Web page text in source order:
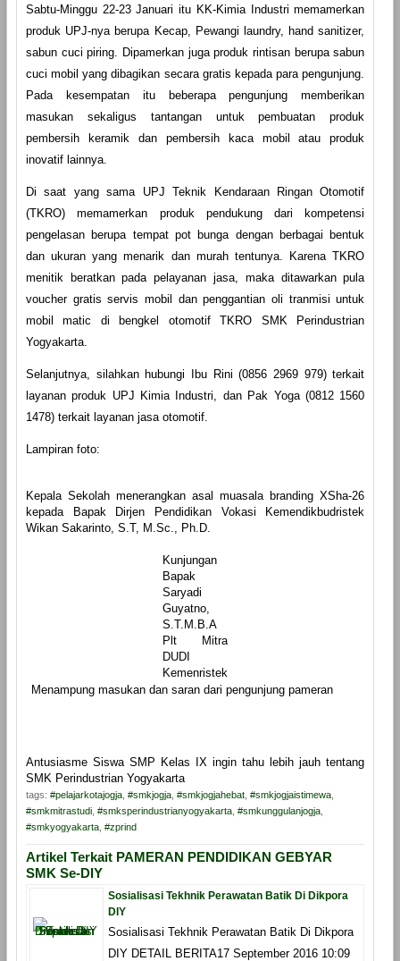
Sabtu-Minggu 22-23 Januari itu KK-Kimia Industri memamerkan
produk UPJ-nya berupa Kecap, Pewangi laundry, hand sanitizer,
sabun cuci piring. Dipamerkan juga produk rintisan berupa sabun
cuci mobil yang dibagikan secara gratis kepada para pengunjung.
Pada kesempatan itu beberapa pengunjung memberikan
masukan sekaligus tantangan untuk pembuatan produk
pembersih keramik dan pembersih kaca mobil atau produk
inovatif lainnya.
Di saat yang sama UPJ Teknik Kendaraan Ringan Otomotif
(TKRO) memamerkan produk pendukung dari kompetensi
pengelasan berupa tempat pot bunga dengan berbagai bentuk
dan ukuran yang menarik dan murah tentunya. Karena TKRO
menitik beratkan pada pelayanan jasa, maka ditawarkan pula
voucher gratis servis mobil dan penggantian oli tranmisi untuk
mobil matic di bengkel otomotif TKRO SMK Perindustrian
Yogyakarta.
Selanjutnya, silahkan hubungi Ibu Rini (0856 2969 979) terkait
layanan produk UPJ Kimia Industri, dan Pak Yoga (0812 1560
1478) terkait layanan jasa otomotif.
Lampiran foto:
Kepala Sekolah menerangkan asal muasala branding XSha-26
kepada Bapak Dirjen Pendidikan Vokasi Kemendikbudristek
Wikan Sakarinto, S.T, M.Sc., Ph.D.
Kunjungan
Bapak
Saryadi
Guyatno,
S.T.M.B.A
Plt Mitra
DUDI
Kemenristek
Menampung masukan dan saran dari pengunjung pameran
Antusiasme Siswa SMP Kelas IX ingin tahu lebih jauh tentang
SMK Perindustrian Yogyakarta
tags: #pelajarkotajogja, #smkjogja, #smkjogjahebat, #smkjogjaistimewa,
#smkmitrastudi, #smksperindustrianyogyakarta, #smkunggulanjogja,
#smkyogyakarta, #zprind
Artikel Terkait PAMERAN PENDIDIKAN GEBYAR
SMK Se-DIY
Sosialisasi Tekhnik Perawatan Batik Di Dikpora
DIY
Sosialisasi Tekhnik Perawatan Batik Di Dikpora
DIY DETAIL BERITA17 September 2016 10:09